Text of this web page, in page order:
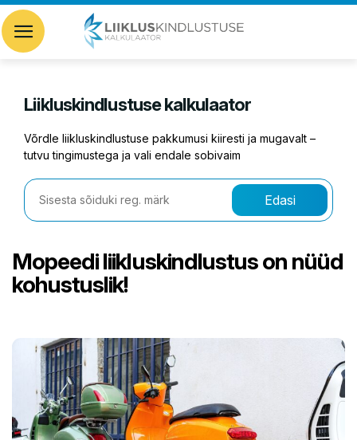
Liikluskindlustuse kalkulaator
Võrdle liikluskindlustuse pakkumusi kiiresti ja mugavalt –
tutvu tingimustega ja vali endale sobivaim
Edasi
Mopeedi liikluskindlustus on nüüd
kohustuslik!